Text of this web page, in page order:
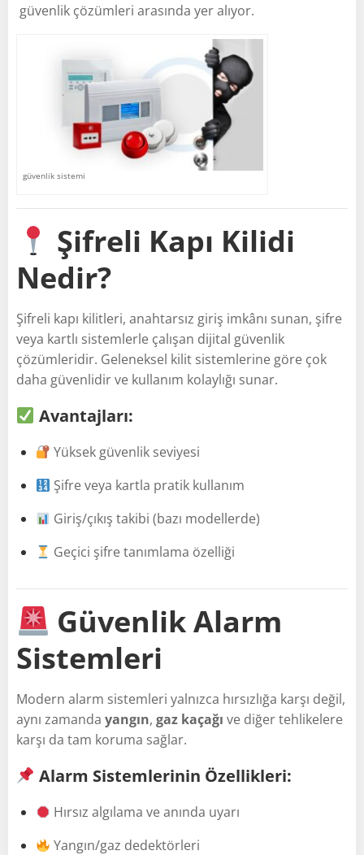
güvenlik çözümleri arasında yer alıyor.
güvenlik sistemi
Şifreli Kapı Kilidi
Nedir?
Şifreli kapı kilitleri, anahtarsız giriş imkânı sunan, şifre
veya kartlı sistemlerle çalışan dijital güvenlik
çözümleridir. Geleneksel kilit sistemlerine göre çok
daha güvenlidir ve kullanım kolaylığı sunar.
Avantajları:
Yüksek güvenlik seviyesi
Şifre veya kartla pratik kullanım
Giriş/çıkış takibi (bazı modellerde)
Geçici şifre tanımlama özelliği
Güvenlik Alarm
Sistemleri
Modern alarm sistemleri yalnızca hırsızlığa karşı değil,
aynı zamanda yangın, gaz kaçağı ve diğer tehlikelere
karşı da tam koruma sağlar.
Alarm Sistemlerinin Özellikleri:
Hırsız algılama ve anında uyarı
Yangın/gaz dedektörleri